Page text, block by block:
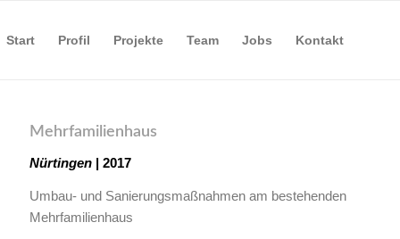
Start Profil Projekte Team Jobs Kontakt
Mehrfamilienhaus
Nürtingen | 2017
Umbau- und Sanierungsmaßnahmen am bestehenden
Mehrfamilienhaus